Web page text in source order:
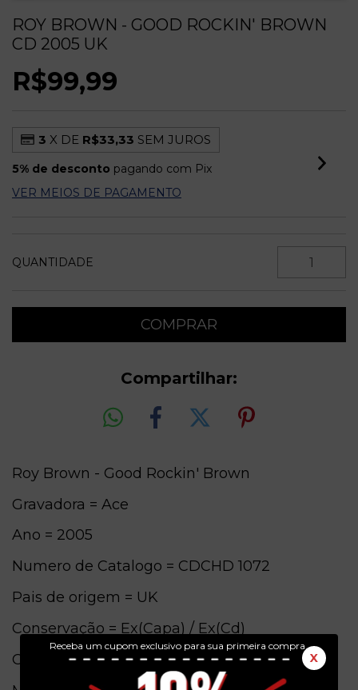
Receba um cupom exclusivo para sua primeira compra.
X
ROY BROWN - GOOD ROCKIN' BROWN
CD 2005 UK
R$99,99
3 X DE R$33,33 SEM JUROS
5% de desconto pagando com Pix
VER MEIOS DE PAGAMENTO
QUANTIDADE
Compartilhar:
Roy Brown - Good Rockin' Brown
Gravadora = Ace
Ano = 2005
Numero de Catalogo = CDCHD 1072
Pais de origem = UK
Conservação = Ex(Capa) / Ex(Cd)
Obs. = Original